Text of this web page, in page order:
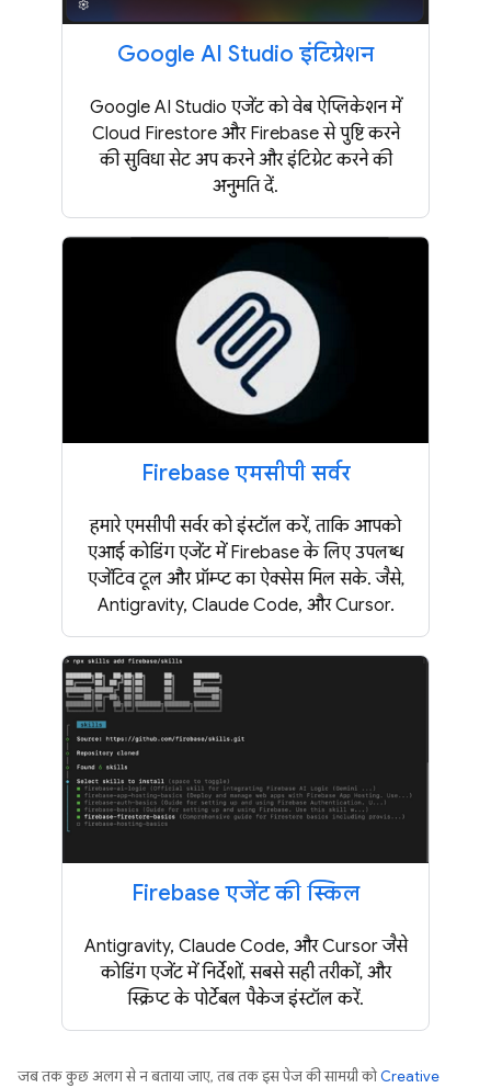
Google AI Studio इंटिग्रेशन
Google AI Studio एजेंट को वेब ऐप्लिकेशन में
Cloud Firestore और Firebase से पुष्टि करने
की सुविधा सेट अप करने और इंटिग्रेट करने की
अनुमति दें.
Firebase एमसीपी सर्वर
हमारे एमसीपी सर्वर को इंस्टॉल करें, ताकि आपको
एआई कोडिंग एजेंट में Firebase के लिए उपलब्ध
एजेंटिव टूल और प्रॉम्प्ट का ऐक्सेस मिल सके. जैसे,
Antigravity, Claude Code, और Cursor.
Firebase एजेंट की स्किल
Antigravity, Claude Code, और Cursor जैसे
कोडिंग एजेंट में निर्देशों, सबसे सही तरीकों, और
स्क्रिप्ट के पोर्टेबल पैकेज इंस्टॉल करें.
जब तक कुछ अलग से न बताया जाए, तब तक इस पेज की सामग्री कोCreative